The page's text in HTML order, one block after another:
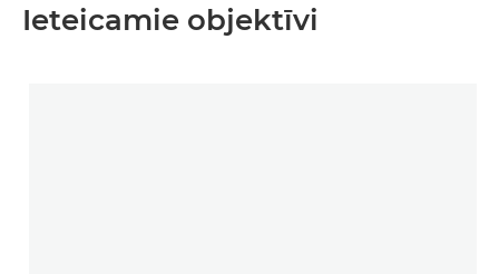
Ieteicamie objektīvi